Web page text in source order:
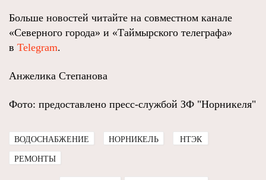
Больше новостей читайте на совместном канале
«Северного города» и «Таймырского телеграфа»
в Telegram.
Анжелика Степанова
Фото: предоставлено пресс-службой ЗФ "Норникеля"
ВОДОСНАБЖЕНИЕ НОРНИКЕЛЬ НТЭК
РЕМОНТЫ